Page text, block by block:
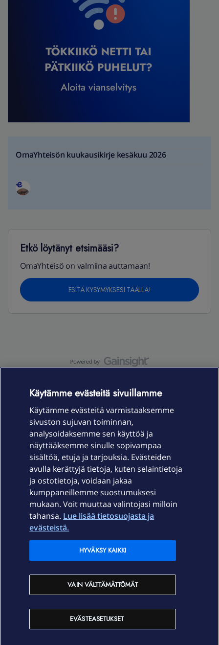
OmaYhteisön kuukausikirje kesäkuu 2026
Etkö löytänyt etsimääsi?
OmaYhteisö on valmiina auttamaan!
ESITÄ KYSYMYKSESI TÄÄLLÄ!
Laitteet & liittymät
Palvelut
Ajankohtaista
Elisa Oyj
In English
Käytämme evästeitä sivuillamme
Käytämme evästeitä varmistaaksemme
sivuston sujuvan toiminnan,
analysoidaksemme sen käyttöä ja
näyttääksemme sinulle sopivampaa
sisältöä, etuja ja tarjouksia. Evästeiden
avulla kerättyjä tietoja, kuten selaintietoja
ja ostotietoja, voidaan jakaa
kumppaneillemme suostumuksesi
mukaan. Voit muuttaa valintojasi milloin
tahansa. Lue lisää tietosuojasta ja
evästeistä.
EVÄSTEASETUKSET
VAIN VÄLTTÄMÄTTÖMÄT
HYVÄKSY KAIKKI